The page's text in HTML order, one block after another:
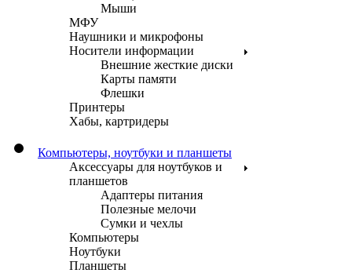
Мыши
МФУ
Наушники и микрофоны
Носители информации
Внешние жесткие диски
Карты памяти
Флешки
Принтеры
Хабы, картридеры
Компьютеры, ноутбуки и планшеты
Аксессуары для ноутбуков и
планшетов
Адаптеры питания
Полезные мелочи
Сумки и чехлы
Компьютеры
Ноутбуки
Планшеты